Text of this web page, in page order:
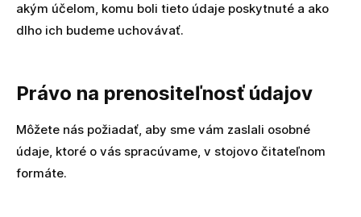
akým účelom, komu boli tieto údaje poskytnuté a ako
dlho ich budeme uchovávať.
Právo na prenositeľnosť údajov
Môžete nás požiadať, aby sme vám zaslali osobné
údaje, ktoré o vás spracúvame, v stojovo čitateľnom
formáte.